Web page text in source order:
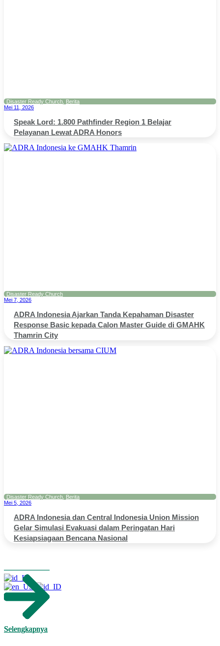
Selengkapnya
Disaster Ready Church
Berita
Mei 11, 2026
Speak Lord: 1.800 Pathfinder Region 1 Belajar
Pelayanan Lewat ADRA Honors
Selengkapnya
Disaster Ready Church
Mei 7, 2026
ADRA Indonesia Ajarkan Tanda Kepahaman Disaster
Response Basic kepada Calon Master Guide di GMAHK
Thamrin City
Selengkapnya
Disaster Ready Church Berita
Mei 5, 2026
ADRA Indonesia dan Central Indonesia Union Mission
Gelar Simulasi Evakuasi dalam Peringatan Hari
Kesiapsiagaan Bencana Nasional
Selengkapnya